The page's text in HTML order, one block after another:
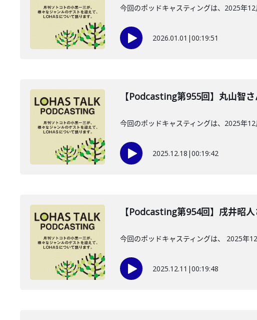
今回のポッドキャスティングは、2025年
2026.01.01 |00:19:51
【Podcasting第955回】丸山智さ
今回のポッドキャスティングは、2025年
2025.12.18 |00:19:42
【Podcasting第954回】戌井昭
今回のポッドキャスティングは、 2025年
2025.12.11 |00:19:48